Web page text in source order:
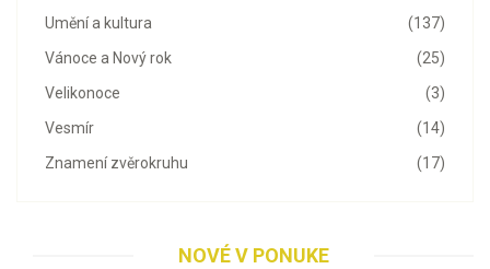
(137)
Umění a kultura
(25)
Vánoce a Nový rok
(3)
Velikonoce
(14)
Vesmír
(17)
Znamení zvěrokruhu
NOVÉ V PONUKE